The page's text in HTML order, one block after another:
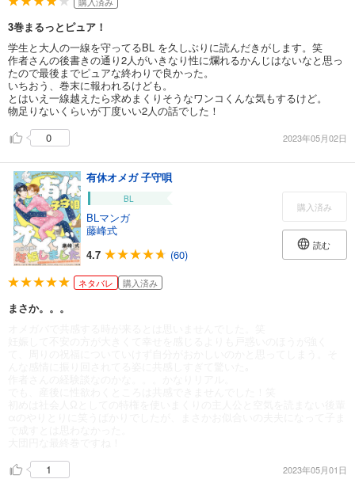
3巻まるっとピュア！
学生と大人の一線を守ってるBL を久しぶりに読んだきがします。笑
作者さんの後書きの通り2人がいきなり性に爛れるかんじはないなと思っ
たので最後までピュアな終わりで良かった。
いちおう、巻末に報われるけども。
とはいえ一線越えたら求めまくりそうなワンコくんな気もするけど。
物足りないくらいが丁度いい2人の話でした！
0
2023年05月02日
有休オメガ 子守唄
BL
BLマンガ
藤峰式
4.7
(60)
購入済み
読む
ネタバレ 購入済み
まさか。。。
1
2023年05月01日